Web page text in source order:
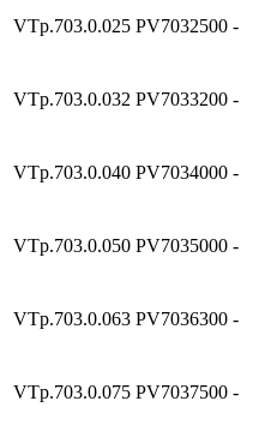
VTp.703.0.025 PV7032500 -
VTp.703.0.032 PV7033200 -
VTp.703.0.040 PV7034000 -
VTp.703.0.050 PV7035000 -
VTp.703.0.063 PV7036300 -
VTp.703.0.075 PV7037500 -